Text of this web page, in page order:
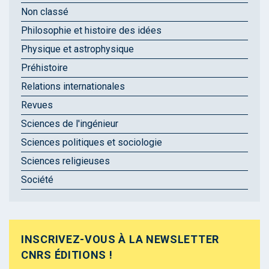
Non classé
Philosophie et histoire des idées
Physique et astrophysique
Préhistoire
Relations internationales
Revues
Sciences de l'ingénieur
Sciences politiques et sociologie
Sciences religieuses
Société
INSCRIVEZ-VOUS À LA NEWSLETTER
CNRS ÉDITIONS !